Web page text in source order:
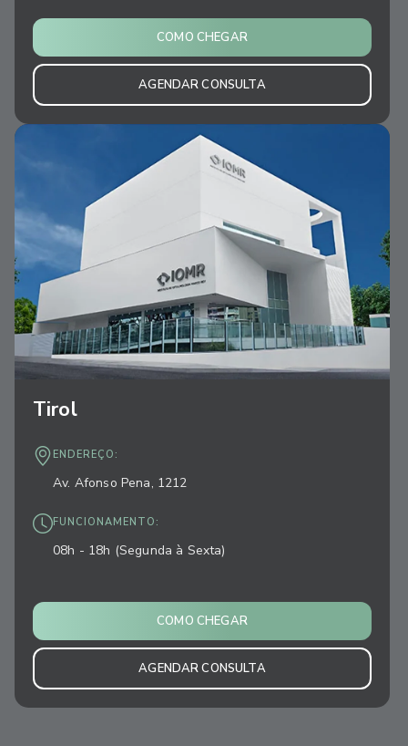
COMO CHEGAR
AGENDAR CONSULTA
Tirol
ENDEREÇO:
Av. Afonso Pena, 1212
FUNCIONAMENTO:
08h - 18h (Segunda à Sexta)
COMO CHEGAR
AGENDAR CONSULTA